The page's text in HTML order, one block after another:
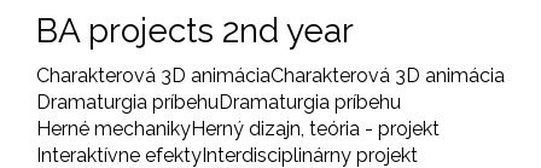
BA projects 2nd year
Charakterová 3D animáciaCharakterová 3D animácia
Dramaturgia príbehuDramaturgia príbehu
Herné mechanikyHerný dizajn, teória - projekt
Interaktívne efektyInterdisciplinárny projekt